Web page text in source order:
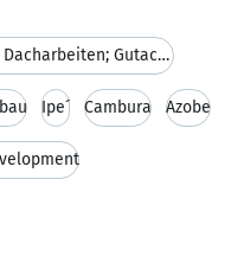
Planung und Ausführung von Dacharbeiten; Gutachten
Ipe´ Cambura Azobe